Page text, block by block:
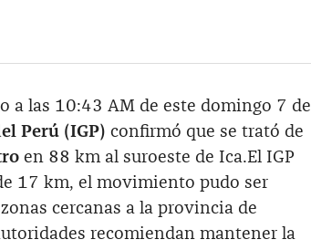
a las 10:43 AM de este domingo 7 de
Perú (IGP) confirmó que se trató de
en 88 km al suroeste de Ica.El IGP
17 km, el movimiento pudo ser
cercanas a la provincia de
recomiendan mantener la